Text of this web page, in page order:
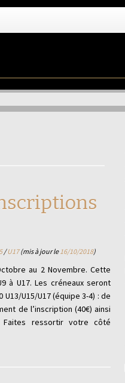
/U17(mis à jour le16/10/2018)
au 2 Novembre. Cette
à U17. Les créneaux seront
U15/U17 (équipe 3-4) : de
de l’inscription (40€) ainsi
Faites ressortir votre côté